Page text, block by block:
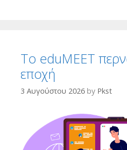
Το eduMEET
εποχή
3 Αυγούστου 2026 by Pkst